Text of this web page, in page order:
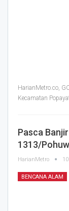
HarianMetro.co,
Kecamatan
Pasca
1313/
HarianMetro
BENCANA ALAM